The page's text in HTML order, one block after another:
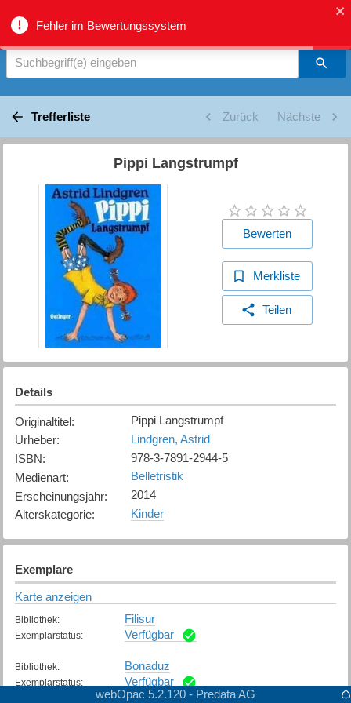
Fehler im Bewertungssystem
biblio.gr - Suche
Suchbegriff(e) eingeben
Trefferliste Zurück Nächste
Pippi Langstrumpf
Bewerten
Merkliste
Teilen
Details
Originaltitel:
Pippi Langstrumpf
Urheber:
Lindgren, Astrid
ISBN:
978-3-7891-2944-5
Medienart:
Belletristik
Erscheinungsjahr:
2014
Alterskategorie: Kinder
Exemplare
Karte anzeigen
Bibliothek: Filisur
Exemplarstatus: Verfügbar
Bibliothek: Bonaduz
Exemplarstatus:
Verfügbar
webOpac 5.2.120 - Predata AG